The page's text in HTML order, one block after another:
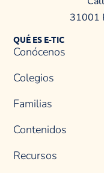
31001
QUÉ ES E-TIC
Conócenos
Colegios
Familias
Contenidos
Recursos